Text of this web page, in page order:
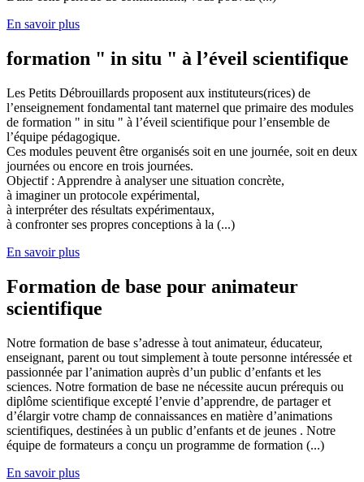
En savoir plus
formation " in situ " à l’éveil scientifique
Les Petits Débrouillards proposent aux instituteurs(rices) de
l’enseignement fondamental tant maternel que primaire des modules
de formation " in situ " à l’éveil scientifique pour l’ensemble de
l’équipe pédagogique.
Ces modules peuvent être organisés soit en une journée, soit en deux
journées ou encore en trois journées.
Objectif : Apprendre à analyser une situation concrète,
à imaginer un protocole expérimental,
à interpréter des résultats expérimentaux,
à confronter ses propres conceptions à la (...)
En savoir plus
Formation de base pour animateur
scientifique
Notre formation de base s’adresse à tout animateur, éducateur,
enseignant, parent ou tout simplement à toute personne intéressée et
passionnée par l’animation auprès d’un public d’enfants et les
sciences. Notre formation de base ne nécessite aucun prérequis ou
diplôme scientifique excepté l’envie d’apprendre, de partager et
d’élargir votre champ de connaissances en matière d’animations
scientifiques, destinées à un public d’enfants et de jeunes . Notre
équipe de formateurs a conçu un programme de formation (...)
En savoir plus